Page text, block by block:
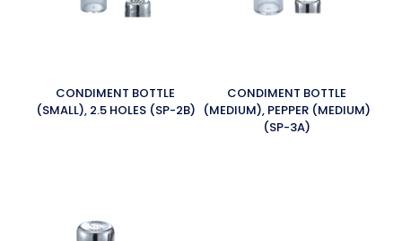
CONDIMENT BOTTLE
(SMALL), 2.5 HOLES (SP-2B)
CONDIMENT BOTTLE
(MEDIUM), PEPPER (MEDIUM)
(SP-3A)